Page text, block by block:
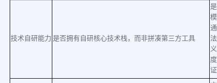
技术自研能力 是否拥有自研核心技术栈，而非拼凑第三方工具